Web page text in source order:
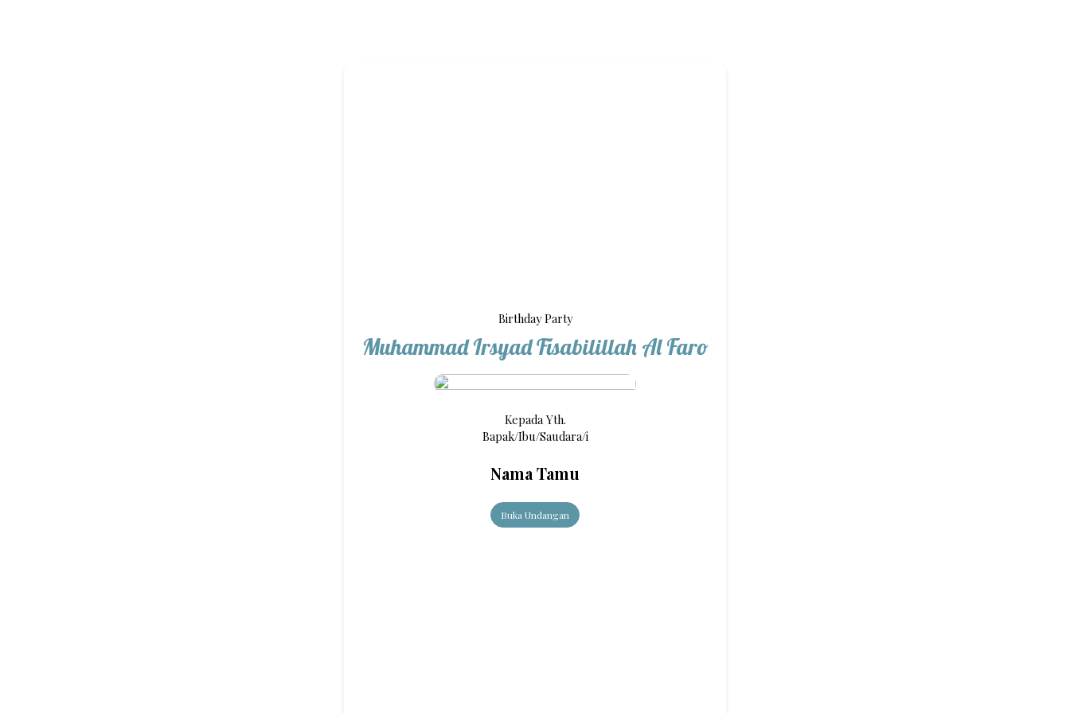
Birthday Party
Muhammad Irsyad Fisabilillah Al Faro
Kepada Yth.
Bapak/Ibu/Saudara/i
Nama Tamu
Buka Undangan